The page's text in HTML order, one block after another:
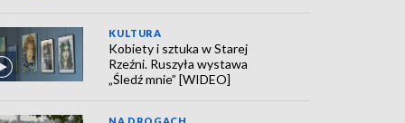
KULTURA
Kobiety i sztuka w Starej
Rzeźni. Ruszyła wystawa
„Śledź mnie” [WIDEO]